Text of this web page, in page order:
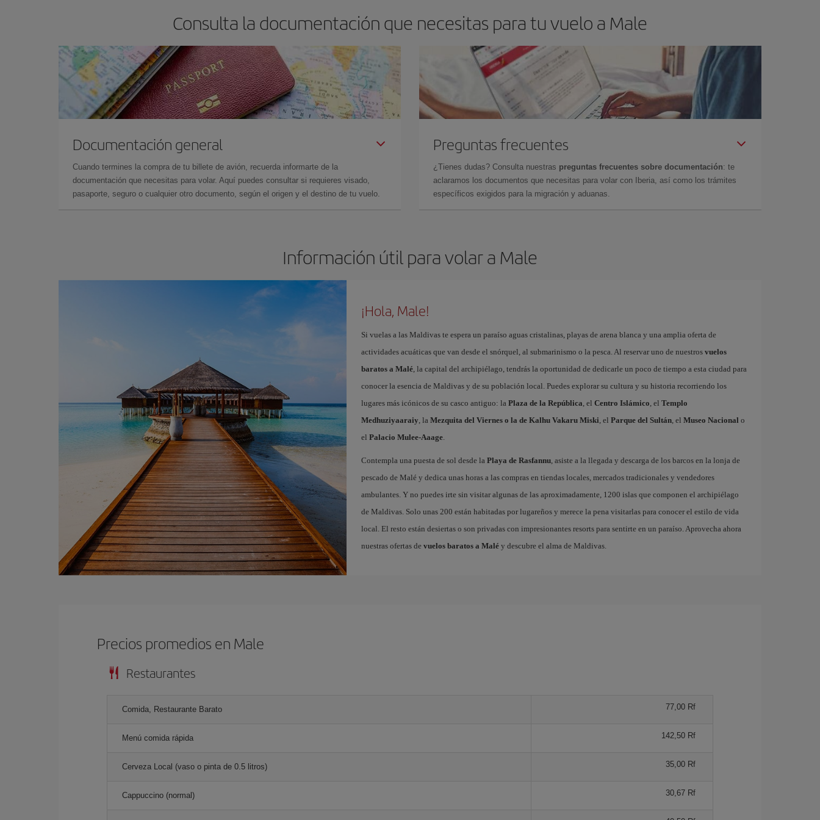
Consulta la documentación que necesitas para tu vuelo a Male
Documentación general
Cuando termines la compra de tu billete de avión, recuerda informarte de la
documentación que necesitas para volar. Aquí puedes consultar si requieres visado,
pasaporte, seguro o cualquier otro documento, según el origen y el destino de tu vuelo.
Preguntas frecuentes
¿Tienes dudas? Consulta nuestras preguntas frecuentes sobre documentación: te
aclaramos los documentos que necesitas para volar con Iberia, así como los trámites
específicos exigidos para la migración y aduanas.
Información útil para volar a Male
¡Hola, Male!
Si vuelas a las Maldivas te espera un paraíso aguas cristalinas, playas de arena blanca y una amplia oferta de
actividades acuáticas que van desde el snórquel, al submarinismo o la pesca. Al reservar uno de nuestros vuelos
baratos a Malé, la capital del archipiélago, tendrás la oportunidad de dedicarle un poco de tiempo a esta ciudad para
conocer la esencia de Maldivas y de su población local. Puedes explorar su cultura y su historia recorriendo los
lugares más icónicos de su casco antiguo: la Plaza de la República , el Centro Islámico , el Templo
Medhuziyaaraiy , la Mezquita del Viernes o la de Kalhu Vakaru Miski , el Parque del Sultán, el Museo Nacional o
el Palacio Mulee-Aaage.
Contempla una puesta de sol desde la Playa de Rasfannu, asiste a la llegada y descarga de los barcos en la lonja de
pescado de Malé y dedica unas horas a las compras en tiendas locales, mercados tradicionales y vendedores
ambulantes. Y no puedes irte sin visitar algunas de las aproximadamente, 1200 islas que componen el archipiélago
de Maldivas. Solo unas 200 están habitadas por lugareños y merece la pena visitarlas para conocer el estilo de vida
local. El resto están desiertas o son privadas con impresionantes resorts para sentirte en un paraíso. Aprovecha ahora
nuestras ofertas de vuelos baratos a Maléy descubre el alma de Maldivas.
Precios promedios en Male
Restaurantes
Comida, Restaurante Barato 77,00 Rf
Menú comida rápida 142,50 Rf
Cerveza Local (vaso o pinta de 0.5 litros) 35,00 Rf
Cappuccino (normal) 30,67 Rf